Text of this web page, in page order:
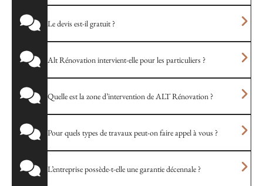
Le devis est-il gratuit ?
Alt Rénovation intervient-elle pour les particuliers ?
Quelle est la zone d’intervention de ALT Rénovation ?
Pour quels types de travaux peut-on faire appel à vous ?
L’entreprise possède-t-elle une garantie décennale ?